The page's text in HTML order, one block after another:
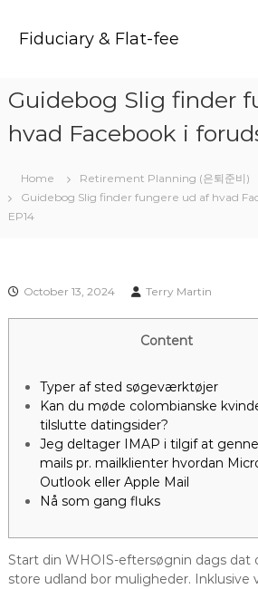
Fiduciary & Flat-fee
Guidebog Slig finder
hvad Facebook i
Home
Retirement Planning (은퇴준비)
Guidebog Slig finder fungere ud af hvad
EP14
October 13, 2024 Terry Martin
Content
Typer af sted søgeværktøjer
Kan du møde colombianske
tilslutte datingsider?
Jeg deltager IMAP i tilgif at
mails pr. mailklienter hvordan
Outlook eller Apple Mail
Nå som gang fluks
Start din WHOIS-eftersøgnin dags dat
store udland bor muligheder. Inklusive